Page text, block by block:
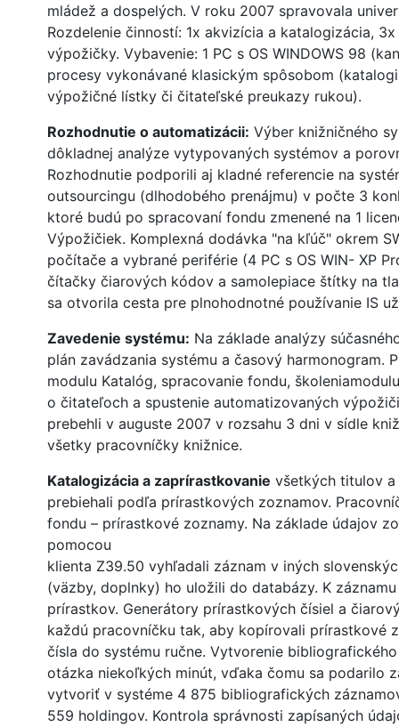
mládež a dospelých. V roku 2007 spravovala
Rozdelenie činností: 1x akvizícia a katalogizácia,
výpožičky. Vybavenie: 1 PC s OS WINDOWS 98
procesy vykonávané klasickým spôsobom
výpožičné lístky či čitateľské preukazy rukou).
Rozhodnutie o automatizácii: Výber knižničného
dôkladnej analýze vytypovaných systémov a
Rozhodnutie podporili aj kladné referencie na
outsourcingu (dlhodobého prenájmu) v počte 3
ktoré budú po spracovaní fondu zmenené na 1
Výpožičiek. Komplexná dodávka "na kľúč" okrem
počítače a vybrané periférie (4 PC s OS WIN- XP
čítačky čiarových kódov a samolepiace štítky na
sa otvorila cesta pre plnohodnotné používanie IS
Zavedenie systému: Na základe analýzy
plán zavádzania systému a časový harmonogram.
modulu Katalóg, spracovanie fondu,
o čitateľoch a spustenie automatizovaných
prebehli v auguste 2007 v rozsahu 3 dni v sídle
všetky pracovníčky knižnice.
Katalogizácia a zaprírastkovanie všetkých titulov a
prebiehali podľa prírastkových zoznamov.
fondu – prírastkové zoznamy. Na základe údajov
pomocou
klienta Z39.50 vyhľadali záznam v iných
(väzby, doplnky) ho uložili do databázy. K
prírastkov. Generátory prírastkových čísiel a
každú pracovníčku tak, aby kopírovali prírastkové
čísla do systému ručne. Vytvorenie
otázka niekoľkých minút, vďaka čomu sa podarilo
vytvoriť v systéme 4 875 bibliografických
559 holdingov. Kontrola správnosti zapísaných